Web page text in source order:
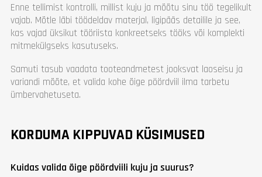
Enne tellimist kontrolli, millist kuju ja mõõtu sinu töö tegelikult
vajab. Mõtle läbi töödeldav materjal, ligipääs detailile ja see,
kas vajad üksikut tööriista konkreetseks tööks või komplekti
mitmekülgseks kasutuseks.
Samuti tasub vaadata tooteandmetest jooksvat laoseisu ja
variandi mõõte, et valida kohe õige pöördviil ilma tarbetu
ümbervahetuseta.
KORDUMA KIPPUVAD KÜSIMUSED
Kuidas valida õige pöördviili kuju ja suurus?